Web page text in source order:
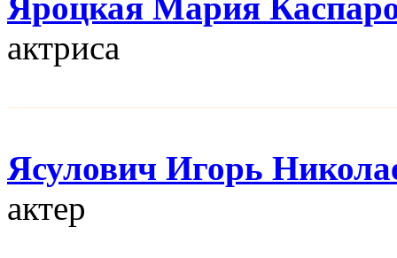
Яроцкая Мария
актриса
Ясулович Игорь
актер